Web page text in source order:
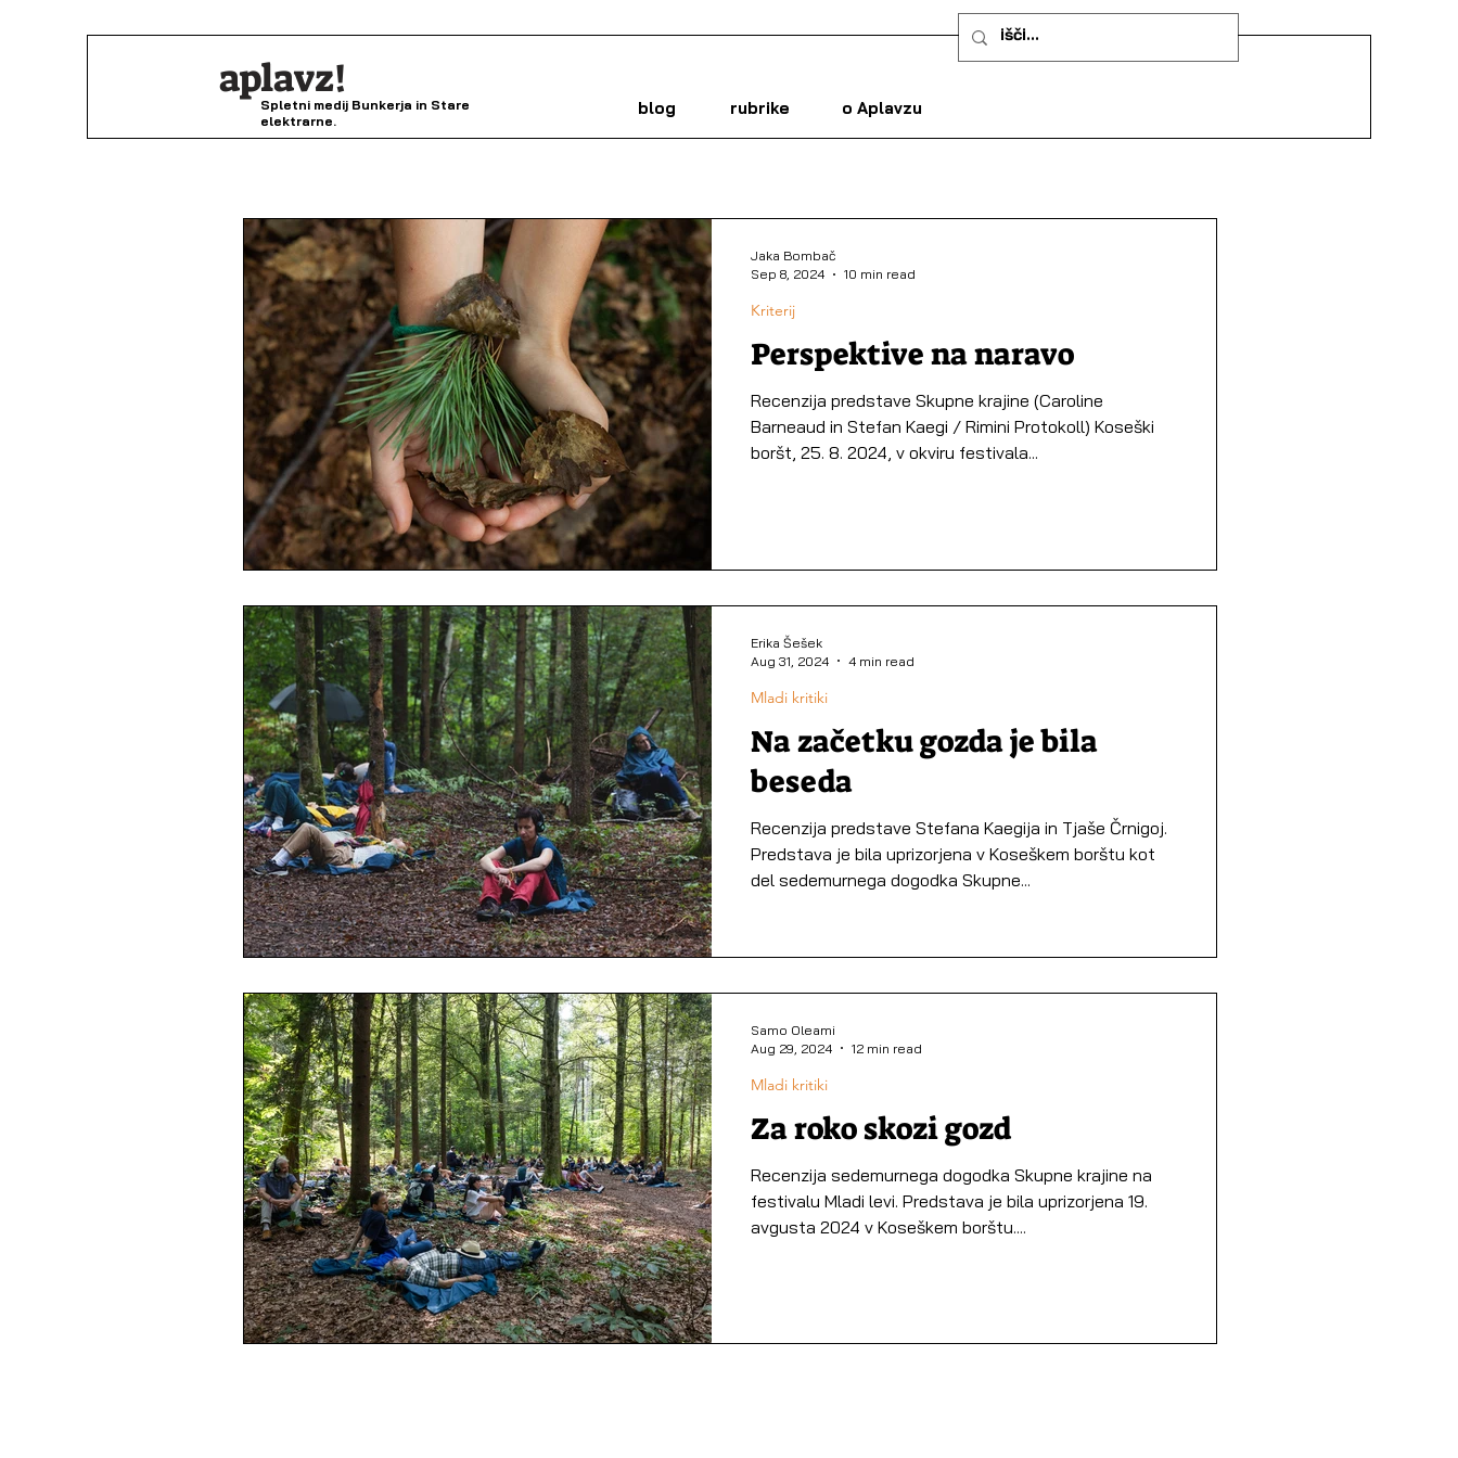
blog rubrike o Aplavzu
aplavz!
Spletni medij Bunkerja in Stare
elektrarne.
Perspektive na naravo
Recenzija predstave Skupne krajine (Caroline
Barneaud in Stefan Kaegi / Rimini Protokoll) Koseški
boršt, 25. 8. 2024, v okviru festivala...
Kriterij
Jaka Bombač
Sep 8, 2024
10 min read
Na začetku gozda je bila
beseda
Recenzija predstave Stefana Kaegija in Tjaše Črnigoj.
Predstava je bila uprizorjena v Koseškem borštu kot
del sedemurnega dogodka Skupne...
Mladi kritiki
Erika Šešek
Aug 31, 2024
4 min read
Za roko skozi gozd
Recenzija sedemurnega dogodka Skupne krajine na
festivalu Mladi levi. Predstava je bila uprizorjena 19.
avgusta 2024 v Koseškem borštu....
Mladi kritiki
Samo Oleami
Aug 29, 2024
12 min read